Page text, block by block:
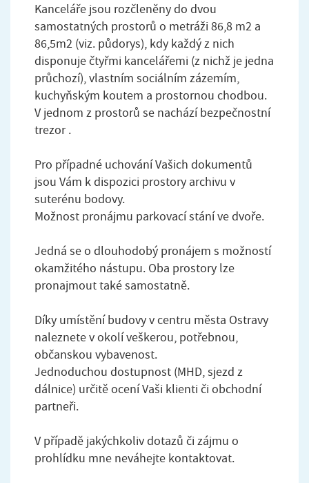
Kanceláře jsou rozčleněny do dvou
samostatných prostorů o metráži 86,8 m2 a
86,5m2 (viz. půdorys), kdy každý z nich
disponuje čtyřmi kancelářemi (z nichž je jedna
průchozí), vlastním sociálním zázemím,
kuchyňským koutem a prostornou chodbou.
V jednom z prostorů se nachází bezpečnostní
trezor .
Pro případné uchování Vašich dokumentů
jsou Vám k dispozici prostory archivu v
suterénu bodovy.
Možnost pronájmu parkovací stání ve dvoře.
Jedná se o dlouhodobý pronájem s možností
okamžitého nástupu. Oba prostory lze
pronajmout také samostatně.
Díky umístění budovy v centru města Ostravy
naleznete v okolí veškerou, potřebnou,
občanskou vybavenost.
Jednoduchou dostupnost (MHD, sjezd z
dálnice) určitě ocení Vaši klienti či obchodní
partneři.
V případě jakýchkoliv dotazů či zájmu o
prohlídku mne neváhejte kontaktovat.